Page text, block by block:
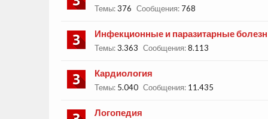
Темы:376 Сообщения: 768
Инфекционные и паразитарные
Темы:3.363 Сообщения:8.113
Кардиология
Темы: 5.040 Сообщения: 11.435
Логопедия